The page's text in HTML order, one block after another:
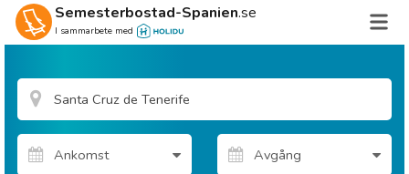
Semesterbostad-Spanien.se
I sammarbete med